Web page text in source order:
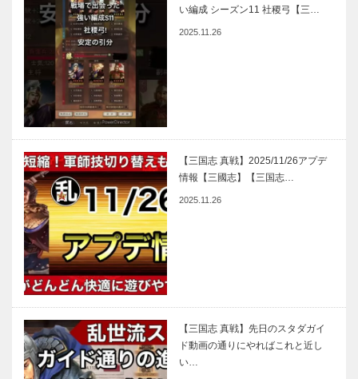
い編成 シーズン11 社稷弓【三…
2025.11.26
【三国志 真戦】2025/11/26アプデ
情報【三國志】【三国志…
2025.11.26
【三国志 真戦】先日のスタダガイ
ド動画の通りにやればこれと近し
い…